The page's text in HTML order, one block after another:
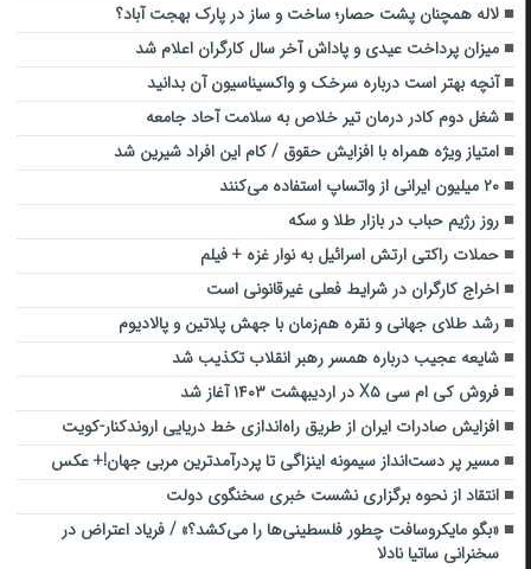
لاله همچنان پشت حصار؛ ساخت و ساز در پارک بهجت آباد؟
میزان پرداخت عیدی و پاداش آخر سال کارگران اعلام شد
آنچه بهتر است درباره سرخک و واکسیناسیون آن بدانید
شغل دوم کادر درمان تیر خلاص به سلامت آحاد جامعه
امتیاز ویژه همراه با افزایش حقوق / کام این افراد شیرین شد
۲۰ میلیون ایرانی از ‎واتساپ استفاده می‌کنند
روز رژیم حباب در بازار طلا و سکه
حملات راکتی ارتش اسرائیل به نوار غزه + فیلم
اخراج کارگران در شرایط فعلی غیرقانونی است
رشد طلای جهانی و نقره هم‌زمان با جهش پلاتین و پالادیوم
شایعه عجیب درباره همسر رهبر انقلاب تکذیب شد
فروش کی ام سی X۵ در اردیبهشت ۱۴۰۳ آغاز شد
افزایش صادرات ایران از طریق راه‌اندازی خط دریایی اروندکنار-کویت
مسیر پر دست‌انداز سیمونه اینزاگی تا پردرآمدترین مربی جهان!+ عکس
انتقاد از نحوه برگزاری نشست خبری سخنگوی دولت
«بگو مایکروسافت چطور فلسطینی‌ها را می‌کشد؟» / فریاد اعتراض در
سخنرانی ساتیا نادلا